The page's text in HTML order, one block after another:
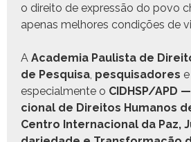
o dire­ito de expressão do povo
ape­nas mel­hores condições de
A Acad­e­mia Paulista de
de Pesquisa pesquisadores e
espe­cial­mente o CIDHSP/APD
cional de Dire­itos Humanos
Cen­tro Inter­na­cional da Paz,